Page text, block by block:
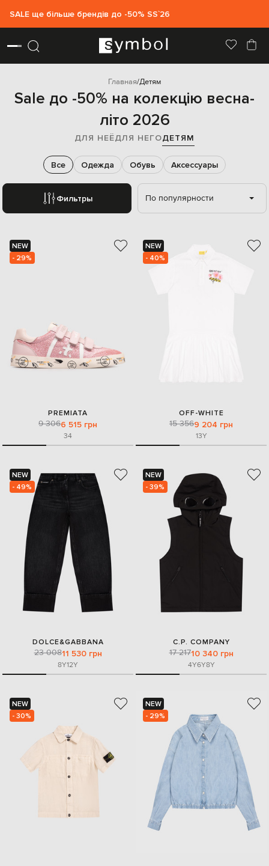
SALE ще більше брендів до -50% SS`26
Главная Детям
Sale до -50% на колекцію весна-
літо 2026
ДЛЯ НЕЁДЛЯ НЕГОДЕТЯМ
Фильтры
Все Одежда Обувь Аксессуары
По популярности
NEW
- 29%
PREMIATA
9 3066 515 грн
34
NEW
- 40%
OFF-WHITE
15 3569 204 грн
13Y
NEW
- 49%
DOLCE&GABBANA
23 00811 530 грн
8Y12Y
NEW
- 39%
C.P. COMPANY
17 21710 340 грн
4Y6Y8Y
NEW
- 30%
NEW
- 29%